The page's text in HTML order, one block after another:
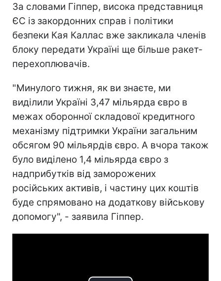
За словами Гіппер, висока представниця
ЄС із закордонних справ і політики
безпеки Кая Каллас вже закликала членів
блоку передати Україні ще більше ракет-
перехоплювачів.
"Минулого тижня, як ви знаєте, ми
виділили Україні 3,47 мільярда євро в
межах оборонної складової кредитного
механізму підтримки України загальним
обсягом 90 мільярдів євро. А вчора також
було виділено 1,4 мільярда євро з
надприбутків від заморожених
російських активів, і частину цих коштів
буде спрямовано на додаткову військову
допомогу", - заявила Гіппер.